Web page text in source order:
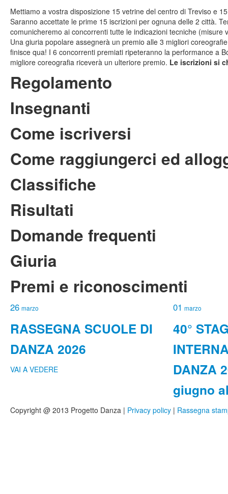
Mettiamo a vostra disposizione 15 vetrine del centro di Treviso e
Saranno accettate le prime 15 iscrizioni per ognuna delle 2 città.
comunicheremo ai concorrenti tutte le indicazioni tecniche (misure
Una giuria popolare assegnerà un premio alle 3 migliori
finisce qua! I 6 concorrenti premiati ripeteranno la performance a
migliore coreografia riceverà un ulteriore premio. Le iscrizioni si
Regolamento
Insegnanti
Come iscriversi
Come raggiungerci ed
Classifiche
Risultati
Domande frequenti
Giuria
Premi e riconoscimenti
26 marzo
RASSEGNA SCUOLE DI
DANZA 2026
VAI A VEDERE
01 marzo
40°
DANZA
giugno
Copyright @ 2013 Progetto Danza | Privacy policy | Rassegna